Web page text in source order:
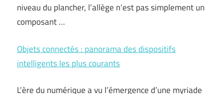
niveau du plancher, l’allège n’est pas simplement un
composant …
Objets connectés : panorama des dispositifs
intelligents les plus courants
L’ère du numérique a vu l’émergence d’une myriade